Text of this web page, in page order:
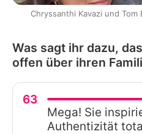
Chryssanthi Kavazi und
Was sagt ihr dazu,
offen über ihren
63
Mega! Sie
Authentizität